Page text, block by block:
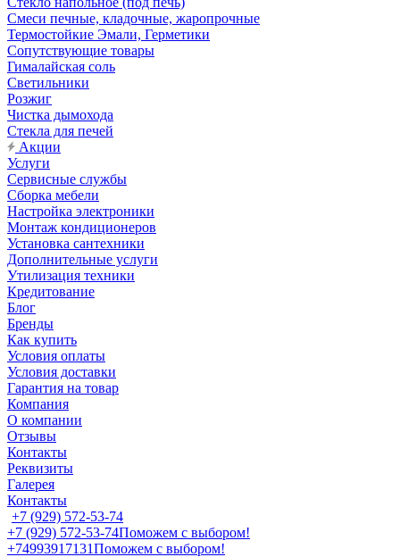
Смеси печные, кладочные, жаропрочные
Термостойкие Эмали, Герметики
Сопутствующие товары
Гималайская соль
Светильники
Розжиг
Чистка дымохода
Стекла для печей
Акции
Услуги
Сервисные службы
Сборка мебели
Настройка электроники
Монтаж кондиционеров
Установка сантехники
Дополнительные услуги
Утилизация техники
Кредитование
Блог
Бренды
Как купить
Условия оплаты
Условия доставки
Гарантия на товар
Компания
О компании
Отзывы
Контакты
Реквизиты
Галерея
Контакты
+7 (929) 572-53-74
+7 (929) 572-53-74Поможем с выбором!
+74993917131Поможем с выбором!